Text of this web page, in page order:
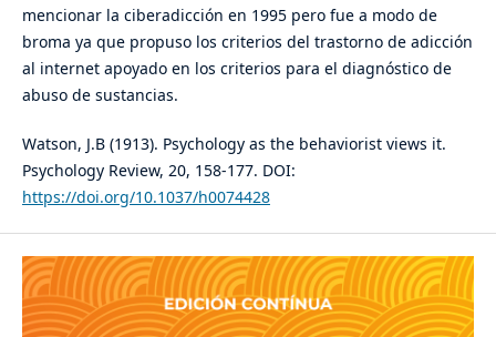
mencionar la ciberadicción en 1995 pero fue a modo de
broma ya que propuso los criterios del trastorno de adicción
al internet apoyado en los criterios para el diagnóstico de
abuso de sustancias.
Watson, J.B (1913). Psychology as the behaviorist views it.
Psychology Review, 20, 158-177. DOI:
https://doi.org/10.1037/h0074428